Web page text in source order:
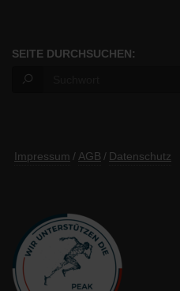
SEITE DURCHSUCHEN:
Impressum / AGB / Datenschutz